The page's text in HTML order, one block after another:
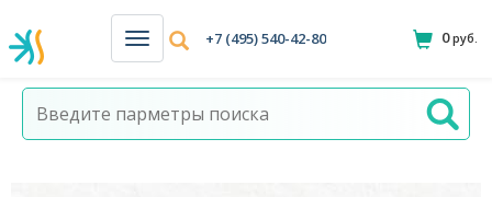
Н
а
в
и
+7 (495) 540-42-80 0руб.